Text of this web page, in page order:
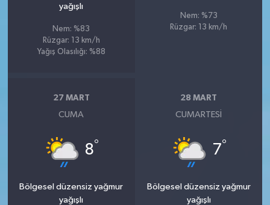
yağışlı
Nem: %83
Rüzgar: 13 km/h
Yağış Olasılığı: %88
Nem: %73
Rüzgar: 13 km/h
27 MART
CUMA
8°
Bölgesel düzensiz yağmur
yağışlı
28 MART
CUMARTESI
7°
Bölgesel düzensiz yağmur
yağışlı